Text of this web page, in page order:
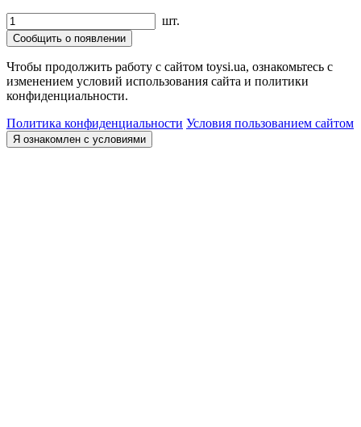
шт.
Сообщить о появлении
Чтобы продолжить работу с сайтом toysi.ua, ознакомьтесь с
изменением условий использования сайта и политики
конфиденциальности.
Политика конфиденциальности Условия пользованием сайтом
Я ознакомлен с условиями